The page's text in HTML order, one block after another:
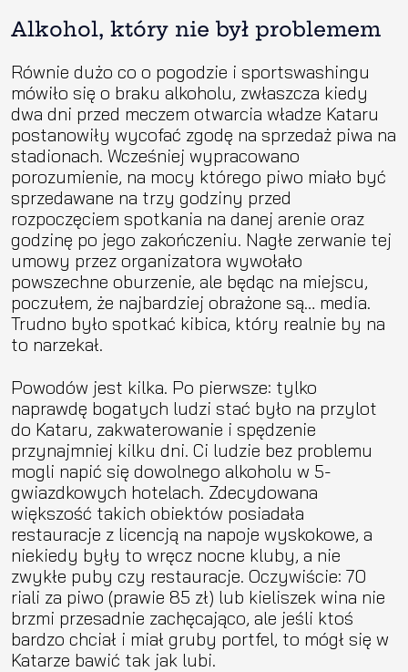
Alkohol, który nie był problemem
Równie dużo co o pogodzie i sportswashingu
mówiło się o braku alkoholu, zwłaszcza kiedy
dwa dni przed meczem otwarcia władze Kataru
postanowiły wycofać zgodę na sprzedaż piwa na
stadionach. Wcześniej wypracowano
porozumienie, na mocy którego piwo miało być
sprzedawane na trzy godziny przed
rozpoczęciem spotkania na danej arenie oraz
godzinę po jego zakończeniu. Nagłe zerwanie tej
umowy przez organizatora wywołało
powszechne oburzenie, ale będąc na miejscu,
poczułem, że najbardziej obrażone są… media.
Trudno było spotkać kibica, który realnie by na
to narzekał.
Powodów jest kilka. Po pierwsze: tylko
naprawdę bogatych ludzi stać było na przylot
do Kataru, zakwaterowanie i spędzenie
przynajmniej kilku dni. Ci ludzie bez problemu
mogli napić się dowolnego alkoholu w 5-
gwiazdkowych hotelach. Zdecydowana
większość takich obiektów posiadała
restauracje z licencją na napoje wyskokowe, a
niekiedy były to wręcz nocne kluby, a nie
zwykłe puby czy restauracje. Oczywiście: 70
riali za piwo (prawie 85 zł) lub kieliszek wina nie
brzmi przesadnie zachęcająco, ale jeśli ktoś
bardzo chciał i miał gruby portfel, to mógł się w
Katarze bawić tak jak lubi.